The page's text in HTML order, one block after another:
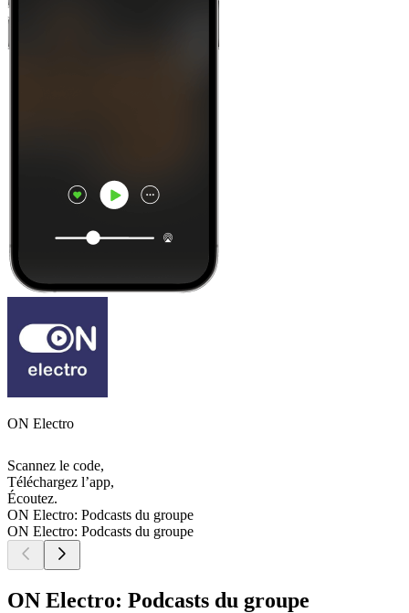
ON Electro
Scannez le code,
Téléchargez l’app,
Écoutez.
ON Electro: Podcasts du groupe
ON Electro: Podcasts du groupe
ON Electro: Podcasts du groupe